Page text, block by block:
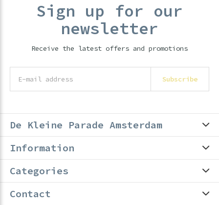
Sign up for our
newsletter
Receive the latest offers and promotions
Subscribe
De Kleine Parade Amsterdam
Information
Categories
Contact